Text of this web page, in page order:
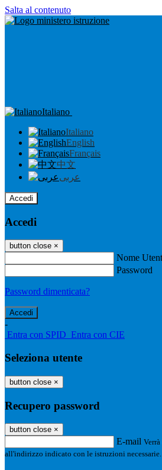
Salta al contenuto
Italiano
Italiano
English
Français
中文
عربى
Accedi
Accedi
button close ×
Nome
Password
Password dimenticata?
-
Entra con SPID Entra con CIE
Seleziona utente
button close ×
Recupero password
button close ×
E-mail
all'indirizzo indicato con le istruzioni necessarie.